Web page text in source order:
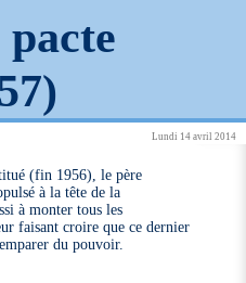
Lundi 14 avril 2014
(fin 1956), le père
à la tête de la
à monter tous les
faisant croire que ce dernier
du pouvoir.